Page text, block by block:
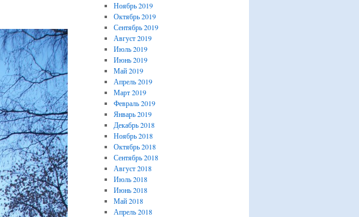
Ноябрь 2019
Октябрь 2019
Сентябрь 2019
Август 2019
Июль 2019
Июнь 2019
Май 2019
Апрель 2019
Март 2019
Февраль 2019
Январь 2019
Декабрь 2018
Ноябрь 2018
Октябрь 2018
Сентябрь 2018
Август 2018
Июль 2018
Июнь 2018
Май 2018
Апрель 2018